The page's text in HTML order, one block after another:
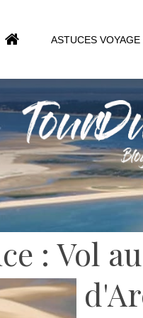
ASTUCES VOYAGE
: Vol